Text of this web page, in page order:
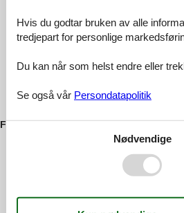
Feline Holidays-Feline Holidays A/S-
Hvis du godtar bruken av alle
tredjepart for personlige
Du kan når som helst endre eller
Se også vår Persondatapolitik
Nødvendige